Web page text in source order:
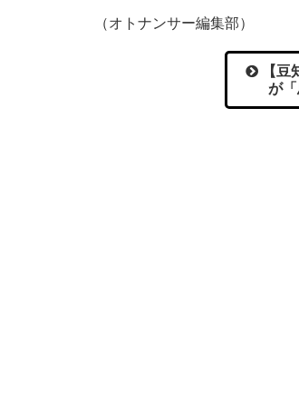
（オトナンサー編集部）
【豆
が